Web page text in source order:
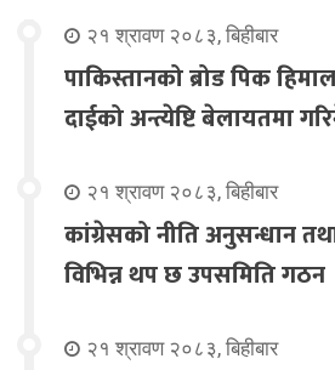
२१ श्रावण २०८३, बिहीबार
पाकिस्तानको ब्रोड पिक
दाईको अन्त्येष्टि बेलायतमा
२१ श्रावण २०८३, बिहीबार
कांग्रेसको नीति अनुसन्धान तथा
विभिन्न थप छ उपसमिति गठन
२१ श्रावण २०८३, बिहीबार